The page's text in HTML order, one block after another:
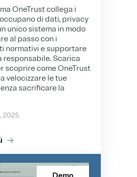
OneTrust collega i
di dati, privacy
unico sistema in modo
al passo con i
normativi e supportare
responsabile. Scarica
scoprire come OneTrust
velocizzare le tue
sacrificare la
2025